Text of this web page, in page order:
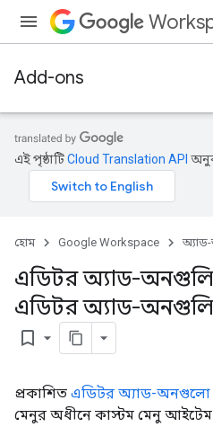
Add-ons
এই পৃষ্ঠাটিCloud Translation API
হোম Google Workspace
এডিটর অ্যাড-
এডিটর অ্যাড-
bookmark_border
প্রকাশিত এডিটর অ্যাড-অনগুলো
মেনুর অধীনে কাস্টম মেনু আইটেম